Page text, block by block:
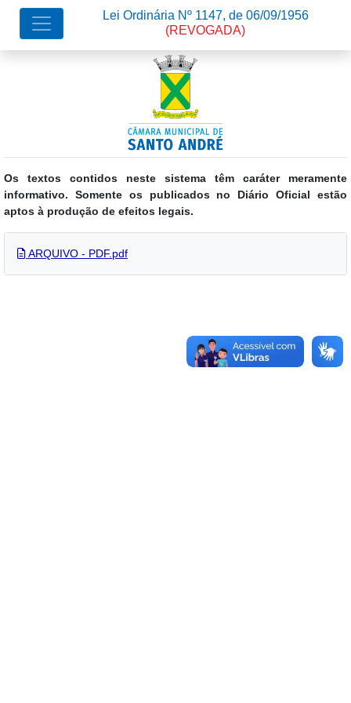
Os textos contidos neste sistema têm caráter meramente
informativo. Somente os publicados no Diário Oficial estão
aptos à produção de efeitos legais.
Lei Ordinária Nº 1147, de 06/09/1956
(REVOGADA)
ARQUIVO - PDF.pdf